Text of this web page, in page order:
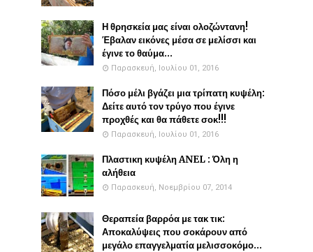
Η θρησκεία μας είναι ολοζώντανη!
Έβαλαν εικόνες μέσα σε μελίσσι και
έγινε το θαύμα...
Παρασκευή, Ιουλίου 01, 2016
Πόσο μέλι βγάζει μια τρίπατη κυψέλη:
Δείτε αυτό τον τρύγο που έγινε
προχθές και θα πάθετε σοκ!!!
Παρασκευή, Ιουλίου 01, 2016
Πλαστικη κυψέλη ANEL : Όλη η
αλήθεια
Παρασκευή, Νοεμβρίου 07, 2014
Θεραπεία βαρρόα με τακ τικ:
Αποκαλύψεις που σοκάρουν από
μεγάλο επαγγελματία μελισσοκόμο...